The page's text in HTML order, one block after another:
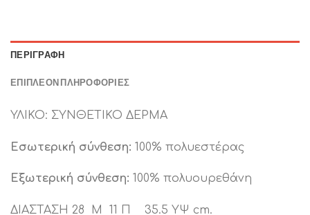
ΠΕΡΙΓΡΑΦΉ
ΕΠΙΠΛΈΟΝ ΠΛΗΡΟΦΟΡΊΕΣ
ΥΛΙΚΟ: ΣΥΝΘΕΤΙΚΟ ΔΕΡΜΑ
Εσωτερική σύνθεση: 100% πολυεστέρας
Εξωτερική σύνθεση: 100% πολυουρεθάνη
ΔΙΑΣΤΑΣΗ 28 Μ 11 Π 35.5 ΥΨ cm.